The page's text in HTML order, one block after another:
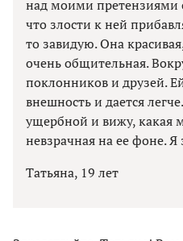
над моими претензиями
что злости к ней
то завидую. Она
очень общительная.
поклонников и друзей.
внешность и дается
ущербной и вижу, какая
невзрачная на ее фоне. Я
Татьяна, 19 лет